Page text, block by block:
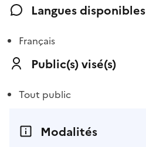
Langues disponibles
Français
Public(s) visé(s)
Tout public
Modalités